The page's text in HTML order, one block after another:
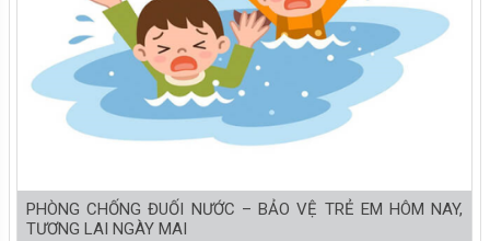
PHÒNG CHỐNG ĐUỐI NƯỚC – BẢO VỆ TRẺ EM HÔM NAY,
TƯƠNG LAI NGÀY MAI